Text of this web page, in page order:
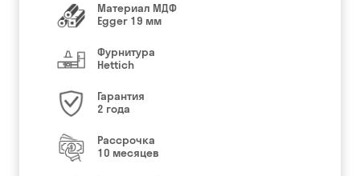
Материал МДФ
Egger 19 мм
Фурнитура
Hettich
Гарантия
2 года
Рассрочка
10 месяцев